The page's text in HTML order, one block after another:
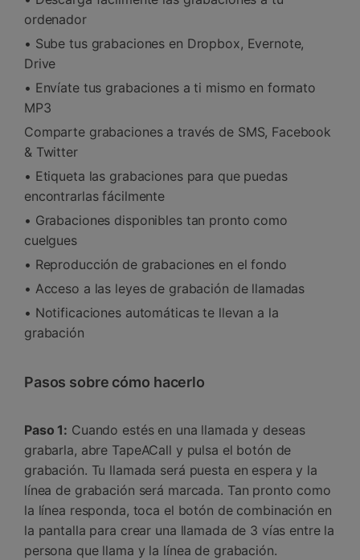
ordenador
• Sube tus grabaciones en Dropbox, Evernote,
Drive
• Envíate tus grabaciones a ti mismo en formato
MP3
Comparte grabaciones a través de SMS, Facebook
& Twitter
• Etiqueta las grabaciones para que puedas
encontrarlas fácilmente
• Grabaciones disponibles tan pronto como
cuelgues
• Reproducción de grabaciones en el fondo
• Acceso a las leyes de grabación de llamadas
• Notificaciones automáticas te llevan a la
grabación
Pasos sobre cómo hacerlo
Paso 1: Cuando estés en una llamada y deseas
grabarla, abre TapeACall y pulsa el botón de
grabación. Tu llamada será puesta en espera y la
línea de grabación será marcada. Tan pronto como
la línea responda, toca el botón de combinación en
la pantalla para crear una llamada de 3 vías entre la
persona que llama y la línea de grabación.